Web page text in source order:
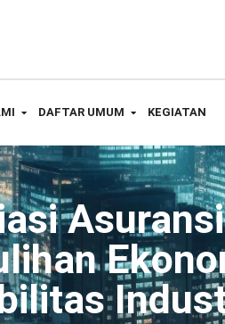
DAFTAR UMUM KEGIATAN